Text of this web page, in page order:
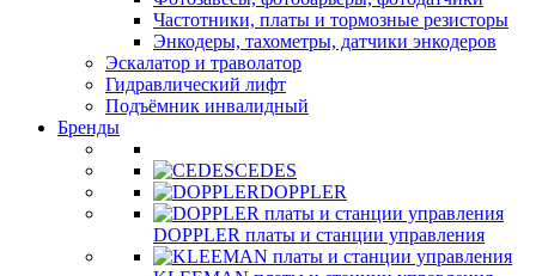
Частотники, платы и тормозные резисторы
Энкодеры, тахометры, датчики энкодеров
Эскалатор и траволатор
Гидравлический лифт
Подъёмник инвалидный
Бренды
CEDES
DOPPLER
DOPPLER платы и станции управления